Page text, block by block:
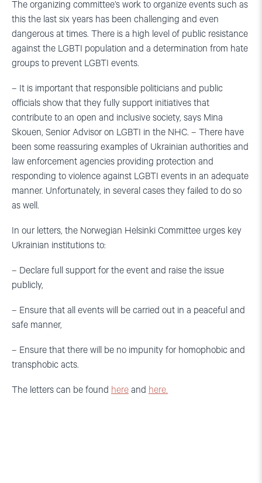
The organizing committee’s work to organize events such as
this the last six years has been challenging and even
dangerous at times. There is a high level of public resistance
against the LGBTI population and a determination from hate
groups to prevent LGBTI events.
– It is important that responsible politicians and public
officials show that they fully support initiatives that
contribute to an open and inclusive society, says Mina
Skouen, Senior Advisor on LGBTI in the NHC. – There have
been some reassuring examples of Ukrainian authorities and
law enforcement agencies providing protection and
responding to violence against LGBTI events in an adequate
manner. Unfortunately, in several cases they failed to do so
as well.
In our letters, the Norwegian Helsinki Committee urges key
Ukrainian institutions to:
– Declare full support for the event and raise the issue
publicly,
– Ensure that all events will be carried out in a peaceful and
safe manner,
– Ensure that there will be no impunity for homophobic and
transphobic acts.
The letters can be found here and here.